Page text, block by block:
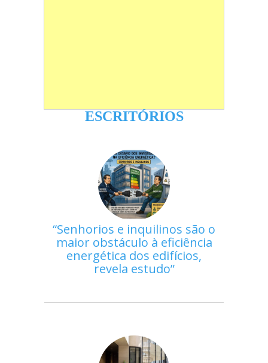
ESCRITÓRIOS
Senhorios e inquilinos são o
maior obstáculo à eficiência
energética dos edifícios,
revela estudo